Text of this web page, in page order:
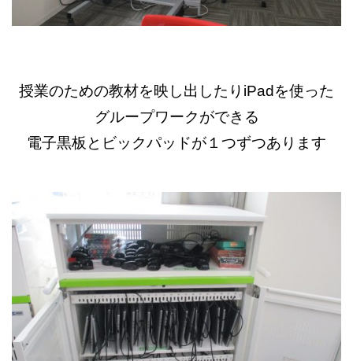
授業のための教材を映し出したりiPadを使った
グループワークができる
電子黒板とビックパッドが１つずつあります